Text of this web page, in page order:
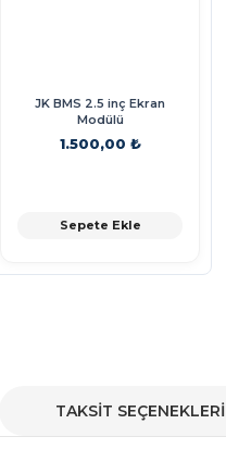
JK BMS 2.5 inç Ekran
Modülü
1.500,00 ₺
Sepete Ekle
TAKSİT SEÇENEKLERİ